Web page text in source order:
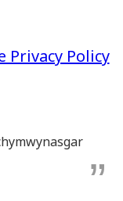
Policy